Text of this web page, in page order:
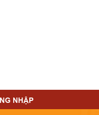
NHẬP